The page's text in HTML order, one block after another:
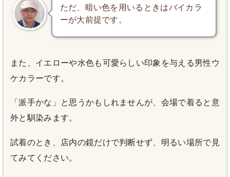
ただ、暗い色を用いるときはバイカラ
ーが大前提です。
また、イエローや水色も可愛らしい印象を与える男性ウ
ケカラーです。
「派手かな」と思うかもしれませんが、会場で着ると意
外と馴染みます。
試着のとき、店内の鏡だけで判断せず、明るい場所で見
てみてください。